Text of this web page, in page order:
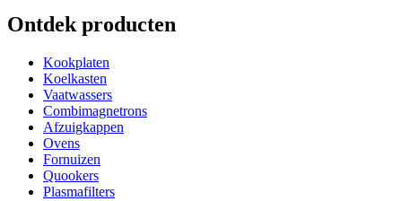
Ontdek producten
Kookplaten
Koelkasten
Vaatwassers
Combimagnetrons
Afzuigkappen
Ovens
Fornuizen
Quookers
Plasmafilters